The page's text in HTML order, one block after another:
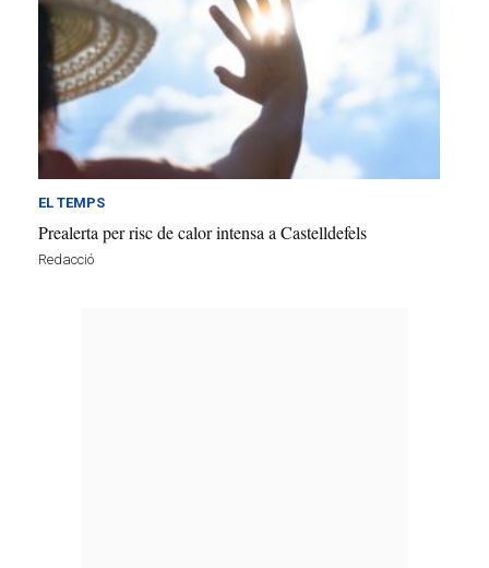
EL TEMPS
Prealerta per risc de calor intensa a Castelldefels
Redacció